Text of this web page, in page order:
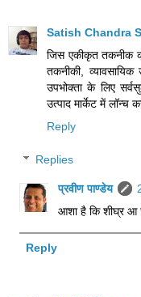
Satish Chandra
जिस एकीकृत तकनीक
तकनीकी,
उपभोक्ता के लिए
उत्पाद मार्केट में लॉन्च
Reply
Replies
प्रवीण पाण्डेय
आशा है कि शीघ्र आ
Reply